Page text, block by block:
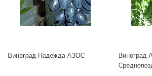
Виноград Надежда АЗОС
Виноград